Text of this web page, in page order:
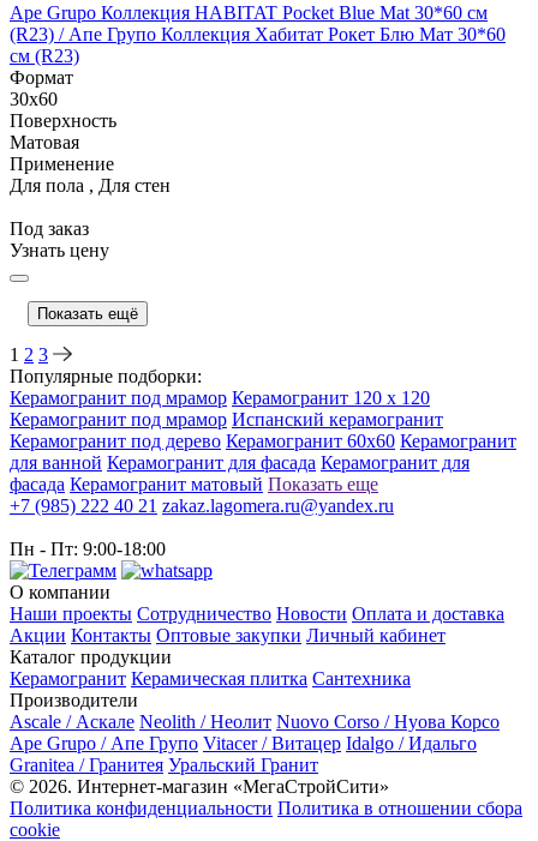
Ape Grupo Коллекция HABITAT Pocket Blue Mat 30*60 см
(R23) / Апе Групо Коллекция Хабитат Рокет Блю Мат 30*60
см (R23)
Формат
30x60
Поверхность
Матовая
Применение
Для пола , Для стен
Под заказ
Узнать цену
Показать ещё
1 2 3
Популярные подборки:
Керамогранит под мрамор Керамогранит 120 x 120
Керамогранит под мрамор Испанский керамогранит
Керамогранит под дерево Керамогранит 60x60 Керамогранит
для ванной Керамогранит для фасада Керамогранит для
фасада Керамогранит матовый Показать еще
+7 (985) 222 40 21 zakaz.lagomera.ru@yandex.ru
Пн - Пт: 9:00-18:00
О компании
Наши проекты Сотрудничество Новости Оплата и доставка
Акции Контакты Оптовые закупки Личный кабинет
Каталог продукции
Керамогранит Керамическая плитка Сантехника
Производители
Ascale / Аскале Neolith / Неолит Nuovo Corso / Нуова Корсо
Ape Grupo / Апе Групо Vitacer / Витацер Idalgo / Идальго
Granitea / Гранитея Уральский Гранит
© 2026. Интернет-магазин «МегаСтройСити»
Политика конфиденциальности Политика в отношении сбора
cookie